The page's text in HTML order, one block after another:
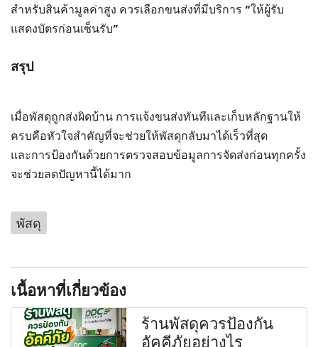
สำหรับสินค้ามูลค่าสูง ควรเลือกขนส่งที่มีบริการ “ให้ผู้รับ
แสดงบัตรก่อนเซ็นรับ”
สรุป
เมื่อพัสดุถูกส่งผิดบ้าน การแจ้งขนส่งทันทีและเก็บหลักฐานให้
ครบคือหัวใจสำคัญที่จะช่วยให้พัสดุกลับมาได้เร็วที่สุด
และการป้องกันด้วยการตรวจสอบข้อมูลการจัดส่งก่อนทุกครั้ง
จะช่วยลดปัญหานี้ได้มาก
พัสดุ
เนื้อหาที่เกี่ยวข้อง
ร้านพัสดุควรป้องกัน
อัคคีภัยอย่างไร